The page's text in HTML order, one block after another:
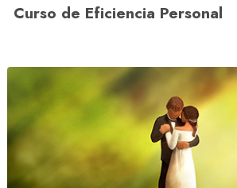
Curso de Eficiencia Personal